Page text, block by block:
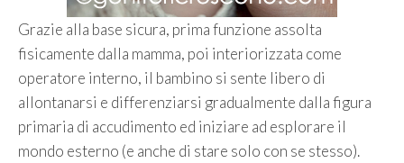
Grazie alla base sicura, prima funzione assolta
fisicamente dalla mamma, poi interiorizzata come
operatore interno, il bambino si sente libero di
allontanarsi e differenziarsi gradualmente dalla figura
primaria di accudimento ed iniziare ad esplorare il
mondo esterno (e anche di stare solo con se stesso).